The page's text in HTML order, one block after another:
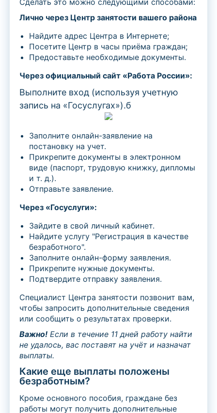
Сделать это можно следующими способами:
Лично через Центр занятости вашего района
Найдите адрес Центра в Интернете;
Посетите Центр в часы приёма граждан;
Предоставьте необходимые документы.
Через официальный сайт «Работа России»:
Выполните вход (используя учетную
запись на «Госуслугах»).б
Заполните онлайн-заявление на
постановку на учет.
Прикрепите документы в электронном
виде (паспорт, трудовую книжку, дипломы
и т. д.).
Отправьте заявление.
Через «Госуслуги»:
Зайдите в свой личный кабинет.
Найдите услугу "Регистрация в качестве
безработного".
Заполните онлайн-форму заявления.
Прикрепите нужные документы.
Подтвердите отправку заявления.
Специалист Центра занятости позвонит вам,
чтобы запросить дополнительные сведения
или сообщить о результатах проверки.
Важно! Если в течение 11 дней работу найти
не удалось, вас поставят на учёт и назначат
выплаты.
Какие еще выплаты положены
безработным?
Кроме основного пособия, граждане без
работы могут получить дополнительные